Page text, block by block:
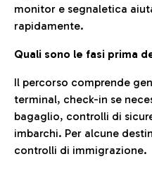
monitor e segnaletica
rapidamente.
Quali sono le fasi prima
Il percorso comprende
terminal, check-in se
bagaglio, controlli di
imbarchi. Per alcune
controlli di immigrazione.